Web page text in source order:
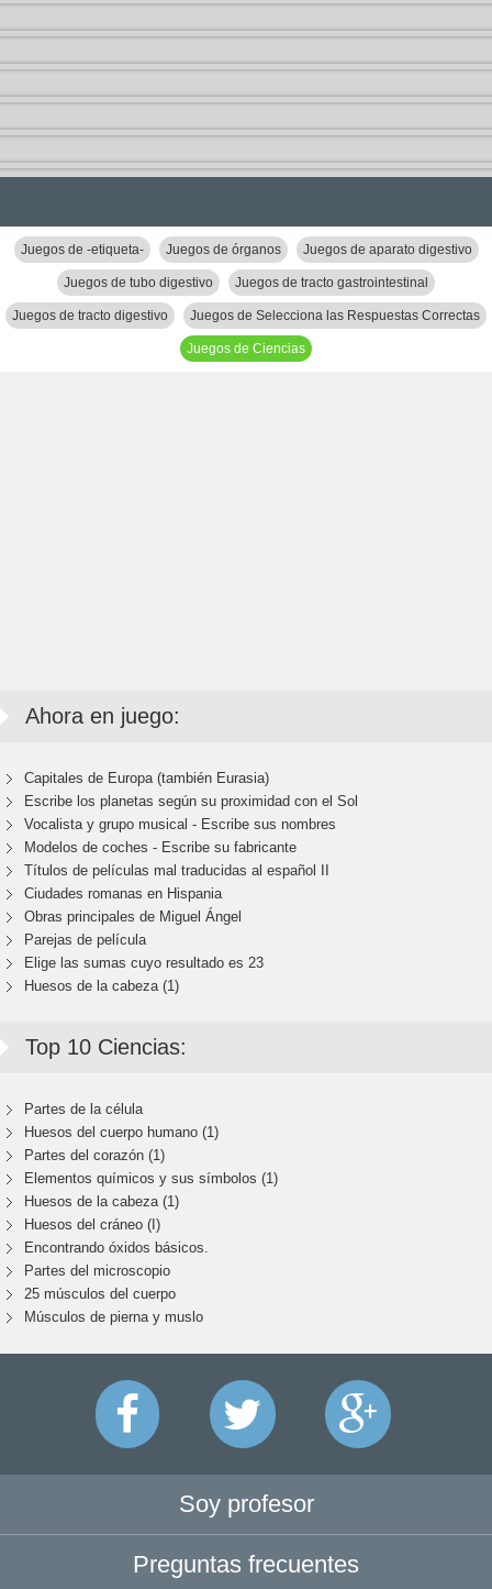
Juegos de -etiqueta- Juegos de órganos Juegos de aparato digestivo
Juegos de tubo digestivo Juegos de tracto gastrointestinal
Juegos de tracto digestivo Juegos de Selecciona las Respuestas Correctas
Juegos de Ciencias
Ahora en juego:
Capitales de Europa (también Eurasia)
Escribe los planetas según su proximidad con el Sol
Vocalista y grupo musical - Escribe sus nombres
Modelos de coches - Escribe su fabricante
Títulos de películas mal traducidas al español II
Ciudades romanas en Hispania
Obras principales de Miguel Ángel
Parejas de película
Elige las sumas cuyo resultado es 23
Huesos de la cabeza (1)
Top 10 Ciencias:
Partes de la célula
Huesos del cuerpo humano (1)
Partes del corazón (1)
Elementos químicos y sus símbolos (1)
Huesos de la cabeza (1)
Huesos del cráneo (I)
Encontrando óxidos básicos.
Partes del microscopio
25 músculos del cuerpo
Músculos de pierna y muslo
Soy profesor
Preguntas frecuentes